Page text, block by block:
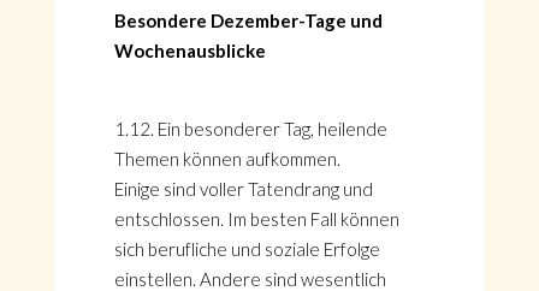
Besondere Dezember-Tage und
Wochenausblicke
1.12. Ein besonderer Tag, heilende
Themen können aufkommen.
Einige sind voller Tatendrang und
entschlossen. Im besten Fall können
sich berufliche und soziale Erfolge
einstellen. Andere sind wesentlich